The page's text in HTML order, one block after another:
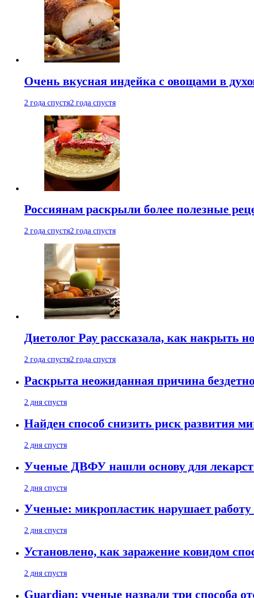
Очень вкусная индейка с овощами в
2 года спустя2 года спустя
Россиянам раскрыли более полезные
2 года спустя2 года спустя
Диетолог Рау рассказала, как накрыть
2 года спустя2 года спустя
Раскрыта неожиданная причина
2 дня спустя
Найден способ снизить риск развития
2 дня спустя
Ученые ДВФУ нашли основу для
2 дня спустя
Ученые: микропластик нарушает работу
2 дня спустя
Установлено, как заражение ковидом
2 дня спустя
Guardian: ученые назвали три способа